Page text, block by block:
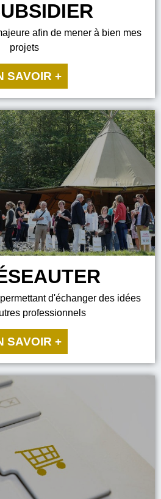
afin de mener à bien mes
projets
SAVOIR +
d'échanger des idées
professionnels
SAVOIR +